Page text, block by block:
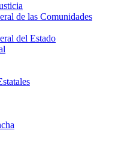
de las Comunidades
del Estado